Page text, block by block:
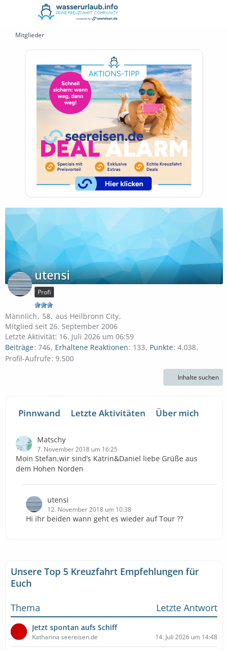
Mitglieder
utensi
Profi
Männlich 58 aus Heilbronn City
Mitglied seit 26. September 2006
Letzte Aktivität: 16. Juli 2026 um 06:59
Beiträge 746 Erhaltene Reaktionen 133 Punkte 4.038
Profil-Aufrufe 9.500
Inhalte suchen
Pinnwand Letzte Aktivitäten Über mich
Matschy
7. November 2018 um 16:25
Moin Stefan,wir sind’s Katrin&Daniel liebe Grüße aus
dem Hohen Norden
utensi
12. November 2018 um 10:38
Hi ihr beiden wann geht es wieder auf Tour ??
Unsere Top 5 Kreuzfahrt Empfehlungen für
Euch
Thema
Letzte Antwort
Jetzt spontan aufs Schiff
Katharina seereisen.de 14. Juli 2026 um 14:48